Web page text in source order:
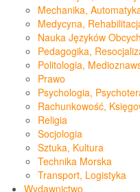
Mechanika,
Medycyna,
Nauka Języków Obcych
Pedagogika,
Politologia,
Prawo
Psychologia,
Rachunkowość,
Religia
Socjologia
Sztuka, Kultura
Technika Morska
Transport, Logistyka
Wydawnictwo